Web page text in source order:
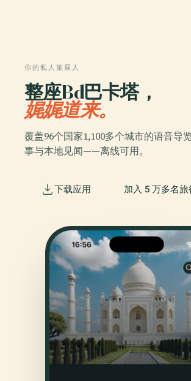
你的私人策展人
整座Bd巴卡塔，
娓娓道来。
覆盖96个国家1,100多个城市的语音导
事与本地见闻——离线可用。
下载应用 加入 5 万多名旅